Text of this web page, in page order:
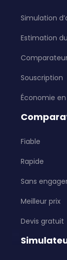
Simulation
Estimation
Souscription
Économie
Fiable
Rapide
Sans
Meilleur prix
Devis gratuit